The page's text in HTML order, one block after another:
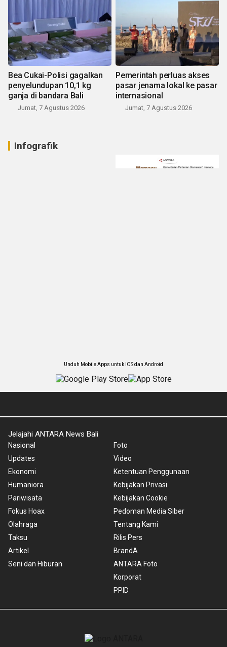
Bea Cukai-Polisi gagalkan
penyelundupan 10,1 kg
ganja di bandara Bali
Jumat, 7 Agustus 2026
Pemerintah perluas akses
pasar jenama lokal ke pasar
internasional
Jumat, 7 Agustus 2026
Infografik
Unduh Mobile Apps untuk iOS dan Android
Jelajahi ANTARA News Bali
Nasional
Updates
Ekonomi
Humaniora
Pariwisata
Fokus Hoax
Olahraga
Taksu
Artikel
Seni dan Hiburan
Foto
Video
Ketentuan Penggunaan
Kebijakan Privasi
Kebijakan Cookie
Pedoman Media Siber
Tentang Kami
Rilis Pers
BrandA
ANTARA Foto
Korporat
PPID